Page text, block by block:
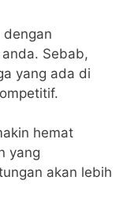
dengan
Sebab,
yang ada di
hemat
yang
akan lebih